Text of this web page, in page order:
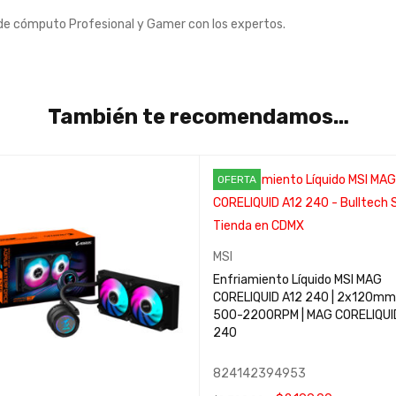
cómputo Profesional y Gamer con los expertos.
También te recomendamos…
OFERTA
MSI
Enfriamiento Líquido MSI MAG
CORELIQUID A12 240 |
500-2200RPM | MAG
240
824142394953